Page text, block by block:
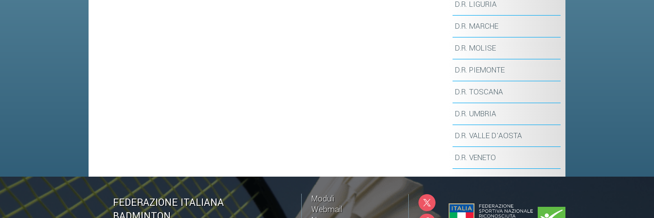
D.R. LIGURIA
D.R. MARCHE
D.R. MOLISE
D.R. PIEMONTE
D.R. TOSCANA
D.R. UMBRIA
D.R. VALLE D'AOSTA
D.R. VENETO
FEDERAZIONE ITALIANA
Moduli
Webmail